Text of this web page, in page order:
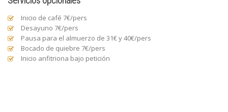
Inicio de café 7€/pers
Desayuno 7€/pers
Pausa para el almuerzo de 31€ y 40€/pers
Bocado de quiebre 7€/pers
Inicio anfitriona bajo petición